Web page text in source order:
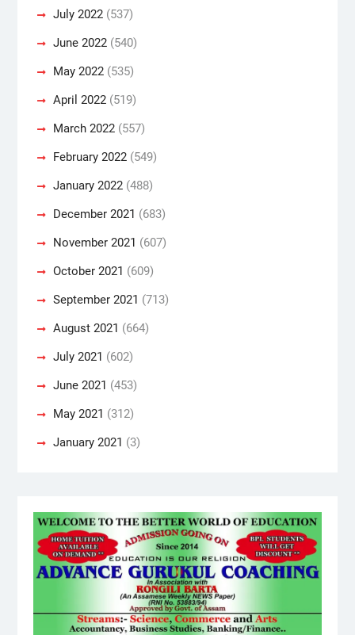
July 2022(537)
June 2022(540)
May 2022(535)
April 2022(519)
March 2022(557)
February 2022(549)
January 2022(488)
December 2021 (683)
November 2021 (607)
October 2021 (609)
September 2021 (713)
August 2021 (664)
July 2021 (602)
June 2021 (453)
May 2021 (312)
January 2021 (3)